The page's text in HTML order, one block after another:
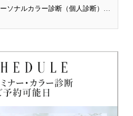
ーソナルカラー診断（個人診断）を